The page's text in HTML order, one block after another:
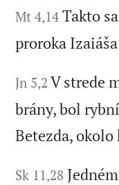
Mt 4,14 Takto
proroka
Jn 5,2 V strede
brány, bol
Betezda,
Sk 11,28